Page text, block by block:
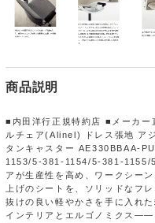
商品説明
■内田洋行正規特約店 ■メーカ
ルチェア(Alinel) ドレス張地 ア
タンキャスター AE330BBAA-
1153/5-381-1154/5-381-1155/
アが生産性を高め、ワークシー
上げのシートを、ソリッドなフ
抜けの良い軽やかさを手に入れ
インテリアとエルゴノミクス――